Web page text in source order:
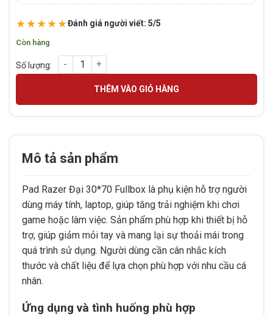
★★★★★Đánh giá người viết: 5/5
Còn hàng
Pad Razer Đại 30*70 Fullbox số lượng
THÊM VÀO GIỎ HÀNG
Mô tả sản phẩm
Pad Razer Đại 30*70 Fullbox là phụ kiện hỗ trợ người
dùng máy tính, laptop, giúp tăng trải nghiệm khi chơi
game hoặc làm việc. Sản phẩm phù hợp khi thiết bị hỗ
trợ, giúp giảm mỏi tay và mang lại sự thoải mái trong
quá trình sử dụng. Người dùng cần cân nhắc kích
thước và chất liệu để lựa chọn phù hợp với nhu cầu cá
nhân.
Ứng dụng và tình huống phù hợp